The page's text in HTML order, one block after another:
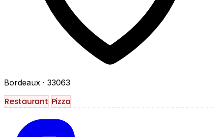
Bordeaux · 33063
Restaurant Pizza